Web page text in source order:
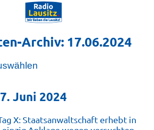
Archiv: 17.06.2024
Juni 2024
X: Staatsanwaltschaft erhebt in